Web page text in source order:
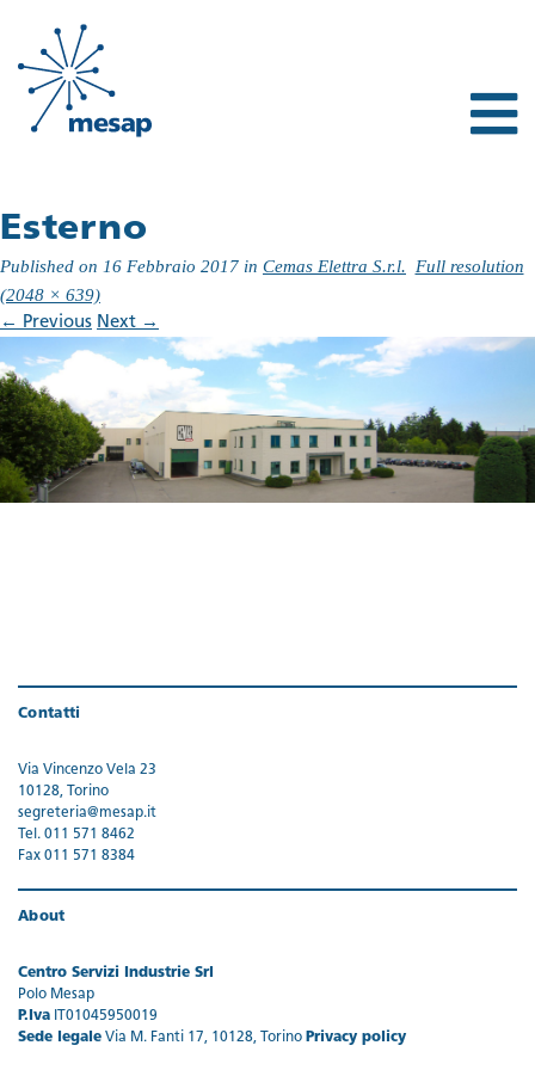
Esterno
Published on 16 Febbraio 2017 in Cemas Elettra S.r.l.
Full resolution
(2048 × 639)
← Previous Next →
Contatti
Via Vincenzo Vela 23
10128, Torino
segreteria@mesap.it
Tel. 011 571 8462
Fax 011 571 8384
About
Centro Servizi Industrie Srl
Polo Mesap
P.Iva IT01045950019
Sede legale Via M. Fanti 17, 10128, Torino Privacy policy